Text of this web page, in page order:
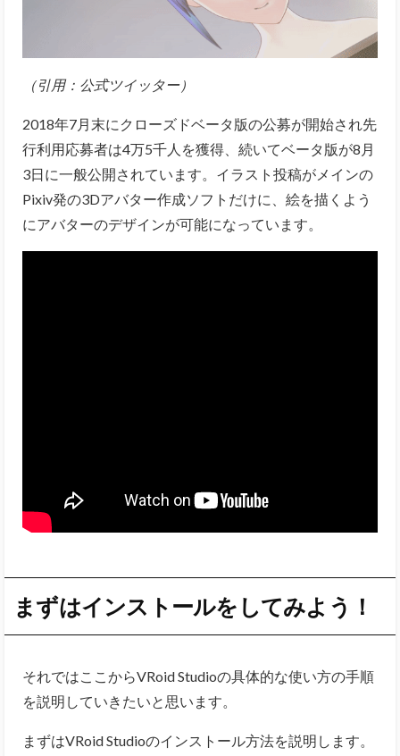
（引用： 公式ツイッター）
2018年7月末にクローズドベータ版の公募が開始され先
行利用応募者は4万5千人を獲得、続いてベータ版が8月
3日に一般公開されています。イラスト投稿がメインの
Pixiv発の3Dアバター作成ソフトだけに、絵を描くよう
にアバターのデザインが可能になっています。
まずはインストールをしてみよう！
それではここからVRoid Studioの具体的な使い方の手順
を説明していきたいと思います。
まずはVRoid Studioのインストール方法を説明します。